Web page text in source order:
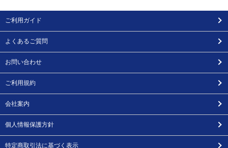
ご利用ガイド
よくあるご質問
お問い合わせ
ご利用規約
会社案内
個人情報保護方針
特定商取引法に基づく表示